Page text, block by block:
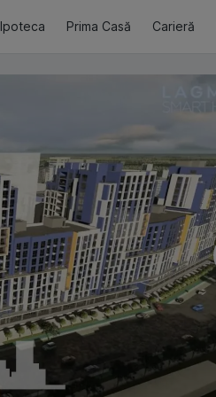
Ipoteca Prima Casă Carieră